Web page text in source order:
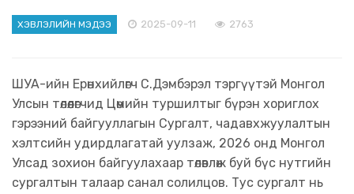
ХЭВЛЭЛИЙН МЭДЭЭ 2025-09-11 2763
ШУА-ийн Ерөнхийлөгч С.Дэмбэрэл тэргүүтэй Монгол
Улсын төлөөлөгчид Цөмийн туршилтыг бүрэн хориглох
гэрээний байгууллагын Сургалт, чадавхжуулалтын
хэлтсийн удирдлагатай уулзаж, 2026 онд Монгол
Улсад зохион байгуулахаар төлөвлөж буй бүс нутгийн
сургалтын талаар санал солилцов. Тус сургалт нь